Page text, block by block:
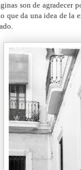
son de agradecer
que da una idea de la